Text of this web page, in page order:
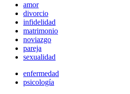
amor
divorcio
infidelidad
matrimonio
noviazgo
pareja
sexualidad
enfermedad
psicología